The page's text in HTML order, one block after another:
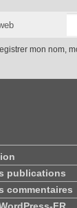
mon nom,
publications
commentaires
FR